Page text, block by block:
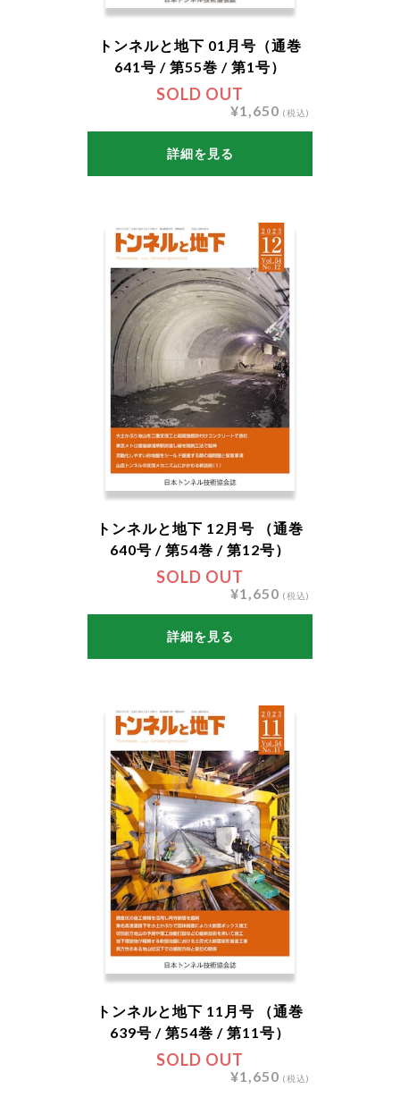
SOLD OUT
トンネルと地下 01月号（通巻
641号 / 第55巻 / 第1号）
¥1,650 (税込)
詳細を見る
SOLD OUT
トンネルと地下 12月号 （通巻
640号 / 第54巻 / 第12号）
¥1,650 (税込)
詳細を見る
SOLD OUT
トンネルと地下 11月号 （通巻
639号 / 第54巻 / 第11号）
¥1,650 (税込)